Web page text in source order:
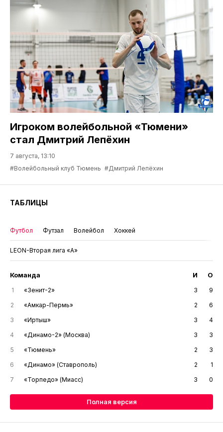
Игроком волейбольной «Тюмени»
стал Дмитрий Лепёхин
7 августа, 13:10
#Волейбольный клуб Тюмень #Дмитрий Лепёхин
ТАБЛИЦЫ
Футбол Футзал Волейбол Хоккей
LEON-Вторая лига «А»
Команда И О
1 «Зенит-2» 3
9
2
«Амкар-Пермь» 2
6
3
«Иртыш» 3
4
4
«Динамо-2» (Москва) 3
3
5
«Тюмень» 2
3
6
«Динамо» (Ставрополь) 2
1
7
«Торпедо» (Миасс) 3 0
Полная версия